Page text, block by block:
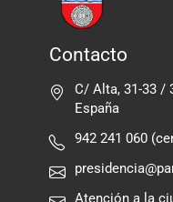
Contacto
C/ Alta, 31-33 /
España
942 241 060
Atención a la